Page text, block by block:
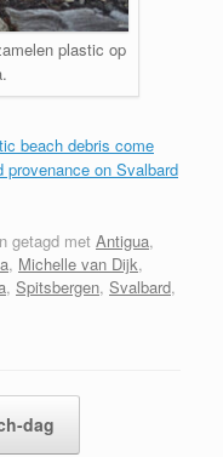
plastic op
beach debris come
on Svalbard
getagd met Antigua,
, Michelle van Dijk,
, Spitsbergen, Svalbard,
dag